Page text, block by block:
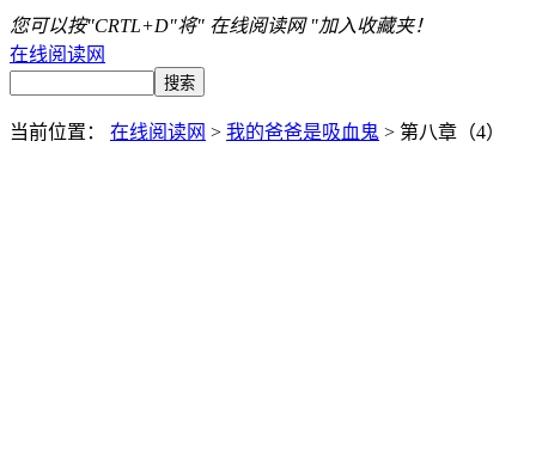
您可以按"CRTL+D"将" 在线阅读网 "加入收藏夹！
在线阅读网
当前位置： 在线阅读网 > 我的爸爸是吸血鬼 > 第八章（4）